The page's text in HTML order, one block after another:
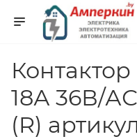
Контактор
18А 36В/
(R)